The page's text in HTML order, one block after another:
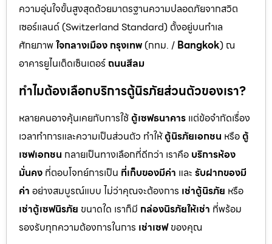
ความอุ่นใจขั้นสูงสุดด้วยมาตรฐานความปลอดภัยจากสวิต
เซอร์แลนด์ (Switzerland Standard) ตั้งอยู่บนทำเล
ศักยภาพใจกลางเมือง กรุงเทพ(กทม. / Bangkok) ณ
อาคารยูไนเต็ดเซ็นเตอร์ ถนนสีลม
ทำไมต้องเลือกบริการตู้นิรภัยส่วนตัวของเรา?
หลายคนอาจคุ้นเคยกับการใช้ ตู้เซฟธนาคาร แต่ข้อจำกัดเรื่อง
เวลาทำการและความเป็นส่วนตัว ทำให้ตู้นิรภัยเอกชน หรือ ตู้
เซฟเอกชน กลายเป็นทางเลือกที่ดีกว่า เราคือ บริการห้อง
มั่นคง ที่ตอบโจทย์การเป็น ที่เก็บของมีค่า และ รับฝากของมี
ค่า อย่างสมบูรณ์แบบ ไม่ว่าคุณจะต้องการ เช่าตู้นิรภัย หรือ
เช่าตู้เซฟนิรภัย ขนาดใด เราก็มี กล่องนิรภัยให้เช่า ที่พร้อม
รองรับทุกความต้องการในการ เช่าเซฟของคุณ